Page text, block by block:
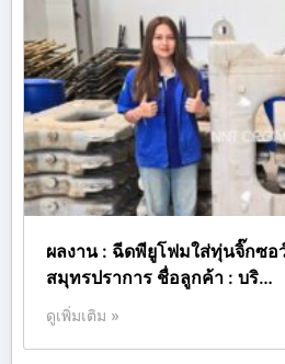
ผลงาน : ฉีดพียูโฟมใส่ทุ่นจิ๊กซอ
สมุทรปราการ ชื่อลูกค้า : บริ…
ดูเพิ่มเติม »